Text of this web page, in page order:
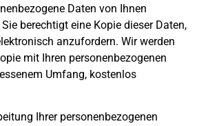
Daten von Ihnen
berechtigt eine Kopie dieser Daten,
anzufordern. Wir werden
mit Ihren personenbezogenen
Umfang, kostenlos
Ihrer personenbezogenen